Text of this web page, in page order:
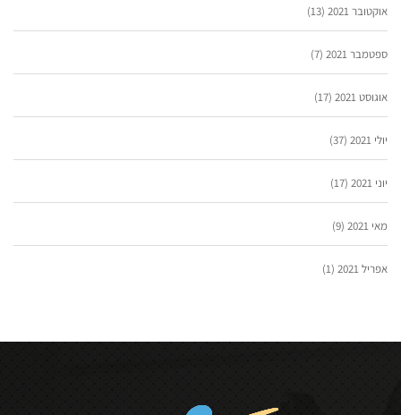
אוקטובר 2021 (13)
ספטמבר 2021 (7)
אוגוסט 2021 (17)
יולי 2021 (37)
יוני 2021 (17)
מאי 2021 (9)
אפריל 2021 (1)